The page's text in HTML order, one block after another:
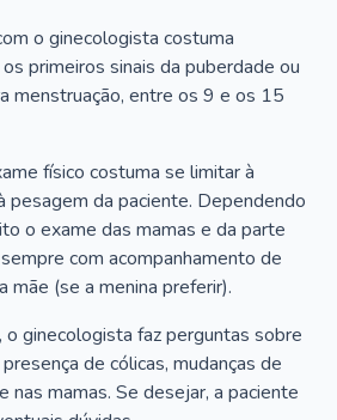
o ginecologista costuma
primeiros sinais da puberdade ou
menstruação, entre os 9 e os 15
físico costuma se limitar à
pesagem da paciente. Dependendo
o exame das mamas e da parte
com acompanhamento de
mãe (se a menina preferir).
o ginecologista faz perguntas sobre
de cólicas, mudanças de
nas mamas. Se desejar, a paciente